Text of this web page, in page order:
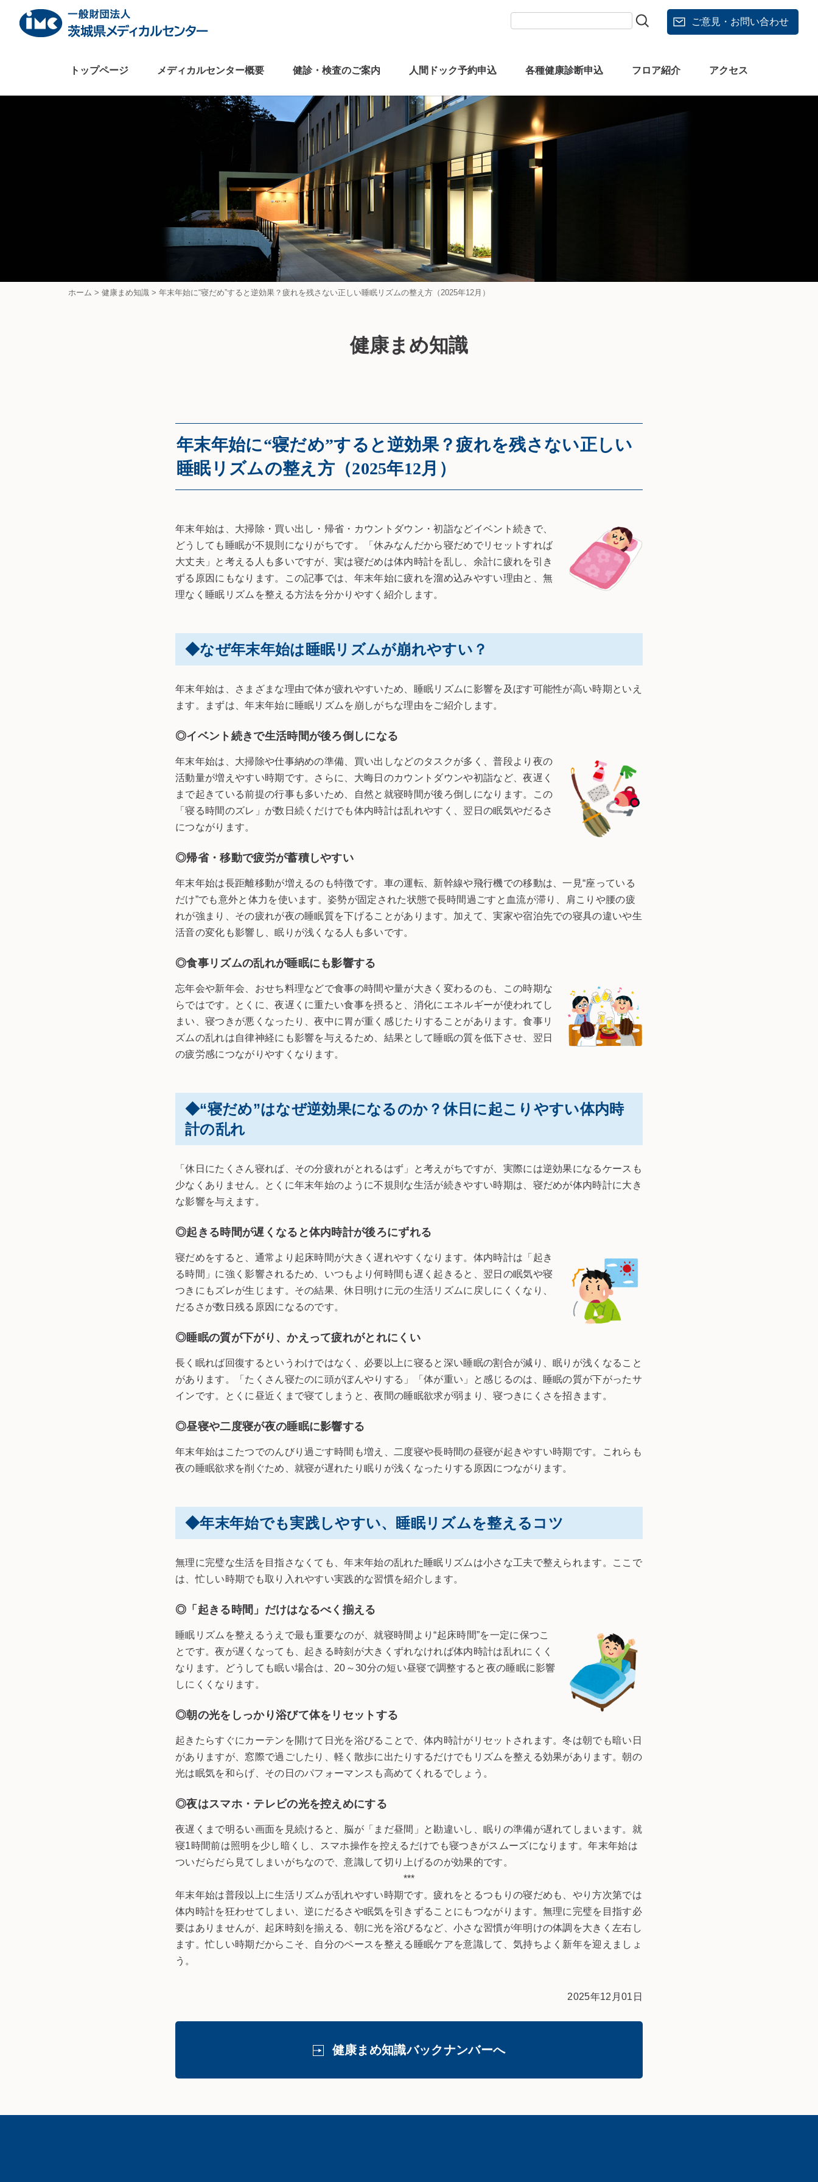
content
ご意見・お問い合わせ
トップページ メディカルセンター概要 健診・検査のご案内 人間ドック予約申込 各種健康診断申込 フロア紹介 アクセス
ホーム > 健康まめ知識 > 年末年始に“寝だめ”すると逆効果？疲れを残さない正しい睡眠リズムの整え方（2025年12月）
健康まめ知識
年末年始に“寝だめ”すると逆効果？疲れを残さない正しい
睡眠リズムの整え方（2025年12月）
年末年始は、大掃除・買い出し・帰省・カウントダウン・初詣などイベント続きで、
どうしても睡眠が不規則になりがちです。「休みなんだから寝だめでリセットすれば
大丈夫」と考える人も多いですが、実は寝だめは体内時計を乱し、余計に疲れを引き
ずる原因にもなります。この記事では、年末年始に疲れを溜め込みやすい理由と、無
理なく睡眠リズムを整える方法を分かりやすく紹介します。
◆なぜ年末年始は睡眠リズムが崩れやすい？
年末年始は、さまざまな理由で体が疲れやすいため、睡眠リズムに影響を及ぼす可能性が高い時期といえ
ます。まずは、年末年始に睡眠リズムを崩しがちな理由をご紹介します。
◎イベント続きで生活時間が後ろ倒しになる
年末年始は、大掃除や仕事納めの準備、買い出しなどのタスクが多く、普段より夜の
活動量が増えやすい時期です。さらに、大晦日のカウントダウンや初詣など、夜遅く
まで起きている前提の行事も多いため、自然と就寝時間が後ろ倒しになります。この
「寝る時間のズレ」が数日続くだけでも体内時計は乱れやすく、翌日の眠気やだるさ
につながります。
◎帰省・移動で疲労が蓄積しやすい
年末年始は長距離移動が増えるのも特徴です。車の運転、新幹線や飛行機での移動は、一見“座っている
だけ”でも意外と体力を使います。姿勢が固定された状態で長時間過ごすと血流が滞り、肩こりや腰の疲
れが強まり、その疲れが夜の睡眠質を下げることがあります。加えて、実家や宿泊先での寝具の違いや生
活音の変化も影響し、眠りが浅くなる人も多いです。
◎食事リズムの乱れが睡眠にも影響する
忘年会や新年会、おせち料理などで食事の時間や量が大きく変わるのも、この時期な
らではです。とくに、夜遅くに重たい食事を摂ると、消化にエネルギーが使われてし
まい、寝つきが悪くなったり、夜中に胃が重く感じたりすることがあります。食事リ
ズムの乱れは自律神経にも影響を与えるため、結果として睡眠の質を低下させ、翌日
の疲労感につながりやすくなります。
◆“寝だめ”はなぜ逆効果になるのか？休日に起こりやすい体内時
計の乱れ
「休日にたくさん寝れば、その分疲れがとれるはず」と考えがちですが、実際には逆効果になるケースも
少なくありません。とくに年末年始のように不規則な生活が続きやすい時期は、寝だめが体内時計に大き
な影響を与えます。
◎起きる時間が遅くなると体内時計が後ろにずれる
寝だめをすると、通常より起床時間が大きく遅れやすくなります。体内時計は「起き
る時間」に強く影響されるため、いつもより何時間も遅く起きると、翌日の眠気や寝
つきにもズレが生じます。その結果、休日明けに元の生活リズムに戻しにくくなり、
だるさが数日残る原因になるのです。
◎睡眠の質が下がり、かえって疲れがとれにくい
長く眠れば回復するというわけではなく、必要以上に寝ると深い睡眠の割合が減り、眠りが浅くなること
があります。「たくさん寝たのに頭がぼんやりする」「体が重い」と感じるのは、睡眠の質が下がったサ
インです。とくに昼近くまで寝てしまうと、夜間の睡眠欲求が弱まり、寝つきにくさを招きます。
◎昼寝や二度寝が夜の睡眠に影響する
年末年始はこたつでのんびり過ごす時間も増え、二度寝や長時間の昼寝が起きやすい時期です。これらも
夜の睡眠欲求を削ぐため、就寝が遅れたり眠りが浅くなったりする原因につながります。
◆年末年始でも実践しやすい、睡眠リズムを整えるコツ
無理に完璧な生活を目指さなくても、年末年始の乱れた睡眠リズムは小さな工夫で整えられます。ここで
は、忙しい時期でも取り入れやすい実践的な習慣を紹介します。
◎「起きる時間」だけはなるべく揃える
睡眠リズムを整えるうえで最も重要なのが、就寝時間より“起床時間”を一定に保つこ
とです。夜が遅くなっても、起きる時刻が大きくずれなければ体内時計は乱れにくく
なります。どうしても眠い場合は、20～30分の短い昼寝で調整すると夜の睡眠に影響
しにくくなります。
◎朝の光をしっかり浴びて体をリセットする
起きたらすぐにカーテンを開けて日光を浴びることで、体内時計がリセットされます。冬は朝でも暗い日
がありますが、窓際で過ごしたり、軽く散歩に出たりするだけでもリズムを整える効果があります。朝の
光は眠気を和らげ、その日のパフォーマンスも高めてくれるでしょう。
◎夜はスマホ・テレビの光を控えめにする
夜遅くまで明るい画面を見続けると、脳が「まだ昼間」と勘違いし、眠りの準備が遅れてしまいます。就
寝1時間前は照明を少し暗くし、スマホ操作を控えるだけでも寝つきがスムーズになります。年末年始は
ついだらだら見てしまいがちなので、意識して切り上げるのが効果的です。
***
年末年始は普段以上に生活リズムが乱れやすい時期です。疲れをとるつもりの寝だめも、やり方次第では
体内時計を狂わせてしまい、逆にだるさや眠気を引きずることにもつながります。無理に完璧を目指す必
要はありませんが、起床時刻を揃える、朝に光を浴びるなど、小さな習慣が年明けの体調を大きく左右し
ます。忙しい時期だからこそ、自分のペースを整える睡眠ケアを意識して、気持ちよく新年を迎えましょ
う。
2025年12月01日
健康まめ知識バックナンバーへ